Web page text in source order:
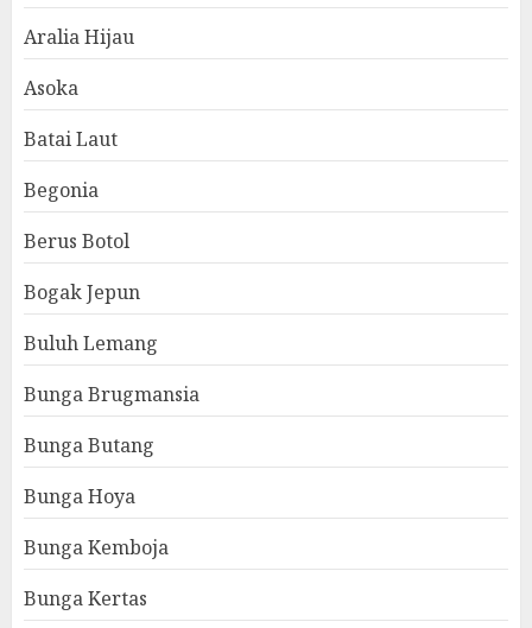
Aralia Hijau
Asoka
Batai Laut
Begonia
Berus Botol
Bogak Jepun
Buluh Lemang
Bunga Brugmansia
Bunga Butang
Bunga Hoya
Bunga Kemboja
Bunga Kertas